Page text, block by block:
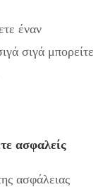
έναν
σιγά μπορείτε
ασφαλείς
ασφάλειας